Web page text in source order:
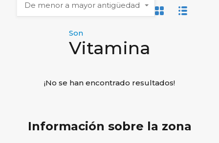
Son
Vitamina
De menor a mayor antigüedad
¡No se han encontrado resultados!
Información sobre la zona